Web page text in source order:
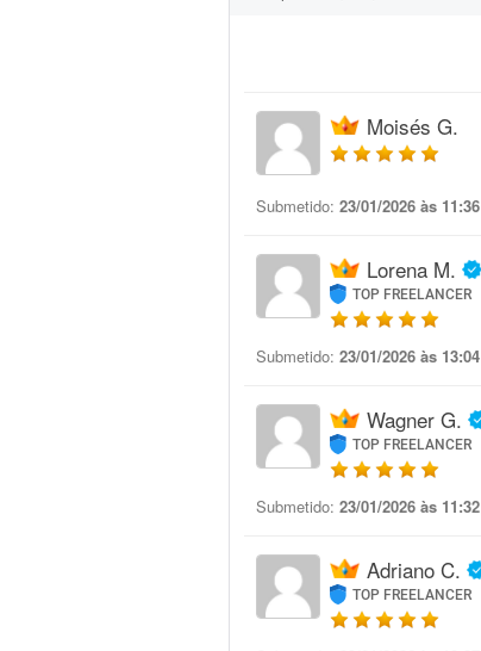
Moisés G.
Submetido: 23/01/2026 às 11:36
Lorena M.
TOP FREELANCER
Submetido: 23/01/2026 às 13:04
Wagner G.
TOP FREELANCER
Submetido: 23/01/2026 às 11:32
Adriano C.
TOP FREELANCER